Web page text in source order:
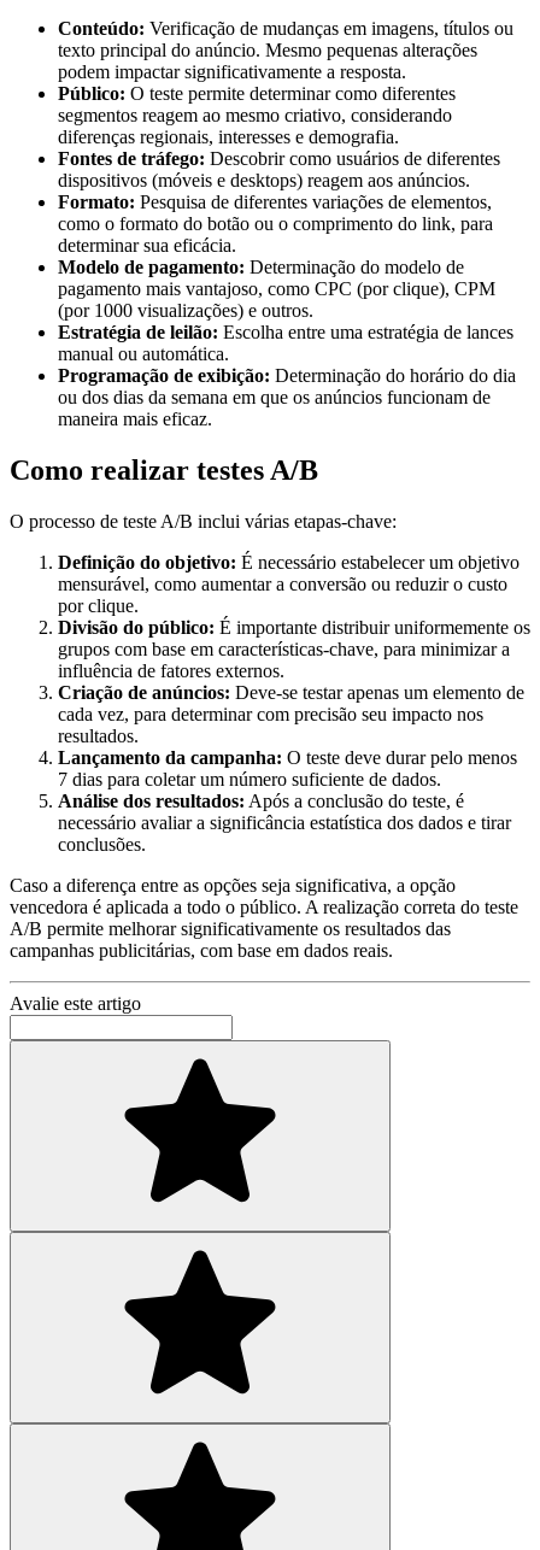
Conteúdo: Verificação de mudanças em imagens, títulos ou
texto principal do anúncio. Mesmo pequenas alterações
podem impactar significativamente a resposta.
Público: O teste permite determinar como diferentes
segmentos reagem ao mesmo criativo, considerando
diferenças regionais, interesses e demografia.
Fontes de tráfego: Descobrir como usuários de diferentes
dispositivos (móveis e desktops) reagem aos anúncios.
Formato: Pesquisa de diferentes variações de elementos,
como o formato do botão ou o comprimento do link, para
determinar sua eficácia.
Modelo de pagamento: Determinação do modelo de
pagamento mais vantajoso, como CPC (por clique), CPM
(por 1000 visualizações) e outros.
Estratégia de leilão: Escolha entre uma estratégia de lances
manual ou automática.
Programação de exibição: Determinação do horário do dia
ou dos dias da semana em que os anúncios funcionam de
maneira mais eficaz.
Como realizar testes A/B
O processo de teste A/B inclui várias etapas-chave:
Definição do objetivo: É necessário estabelecer um objetivo
mensurável, como aumentar a conversão ou reduzir o custo
por clique.
Divisão do público: É importante distribuir uniformemente os
grupos com base em características-chave, para minimizar a
influência de fatores externos.
Criação de anúncios: Deve-se testar apenas um elemento de
cada vez, para determinar com precisão seu impacto nos
resultados.
Lançamento da campanha: O teste deve durar pelo menos
7 dias para coletar um número suficiente de dados.
Análise dos resultados: Após a conclusão do teste, é
necessário avaliar a significância estatística dos dados e tirar
conclusões.
Caso a diferença entre as opções seja significativa, a opção
vencedora é aplicada a todo o público. A realização correta do teste
A/B permite melhorar significativamente os resultados das
campanhas publicitárias, com base em dados reais.
Avalie este artigo